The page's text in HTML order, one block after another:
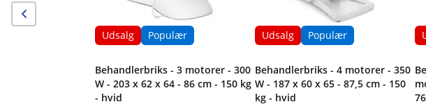
Udsalg Populær
Behandlerbriks - 3 motorer - 300
W - 203 x 62 x 64 - 86 cm - 150 kg
- hvid
Udsalg Populær
Behandlerbriks - 4 motorer - 350
W - 187 x 60 x 65 - 87,5 cm - 150
kg - hvid